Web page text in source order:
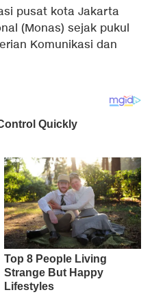
pusat kota Jakarta
(Monas) sejak pukul
Komunikasi dan